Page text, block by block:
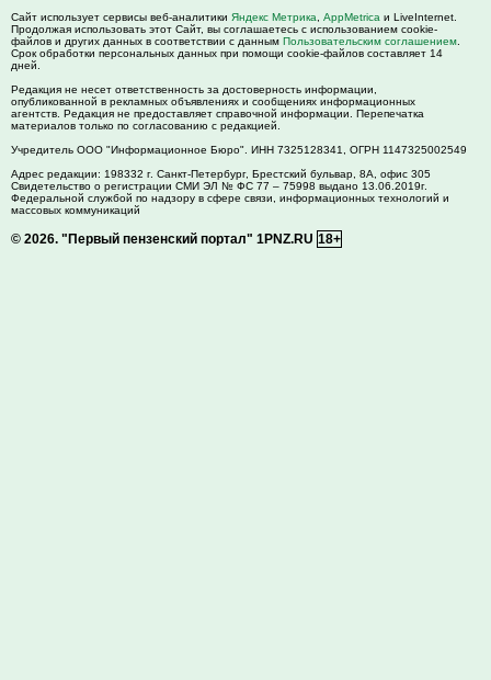
Сайт использует сервисы веб-аналитики Яндекс Метрика AppMetrica и LiveInternet.
Продолжая использовать этот Сайт, вы соглашаетесь с использованием cookie-
файлов и других данных в соответствии с данным Пользовательским соглашением
Срок обработки персональных данных при помощи cookie-файлов составляет 14
дней.
Редакция не несет ответственность за достоверность информации,
опубликованной в рекламных объявлениях и сообщениях информационных
агентств. Редакция не предоставляет справочной информации. Перепечатка
материалов только по согласованию с редакцией.
Учредитель ООО "Информационное Бюро". ИНН 7325128341, ОГРН 1147325002549
Адрес редакции: 198332 г. Санкт-Петербург, Брестский бульвар, 8А, офис 305
Свидетельство о регистрации СМИ ЭЛ № ФС 77 – 75998 выдано 13.06.2019г.
Федеральной службой по надзору в сфере связи, информационных технологий и
массовых коммуникаций
© 2026. "Первый пензенский портал" 1PNZ.RU 18+